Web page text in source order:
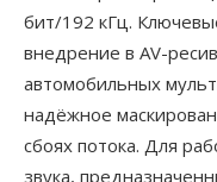
бит/192 кГц.
внедрение в AV-
автомобильных
надёжное
сбоях потока. Для
звука,